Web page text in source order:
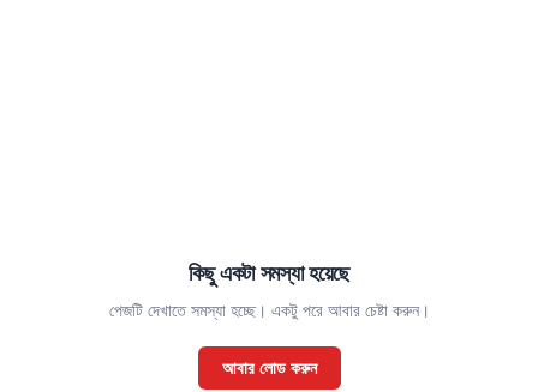
কিছু একটা সমস্যা হয়েছে
পেজটি দেখাতে সমস্যা হচ্ছে। একটু পরে আবার চেষ্টা করুন।
আবার লোড করুন